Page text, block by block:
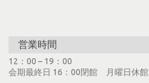
営業時間
12：00 – 19：00
会期最終日 16：00閉館 月曜日休館